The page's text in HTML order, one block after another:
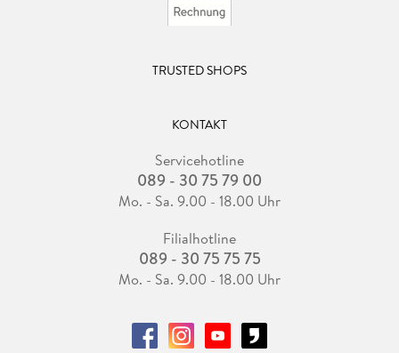
TRUSTED SHOPS
KONTAKT
Servicehotline
089 - 30 75 79 00
Mo. - Sa. 9.00 - 18.00 Uhr
Filialhotline
089 - 30 75 75 75
Mo. - Sa. 9.00 - 18.00 Uhr